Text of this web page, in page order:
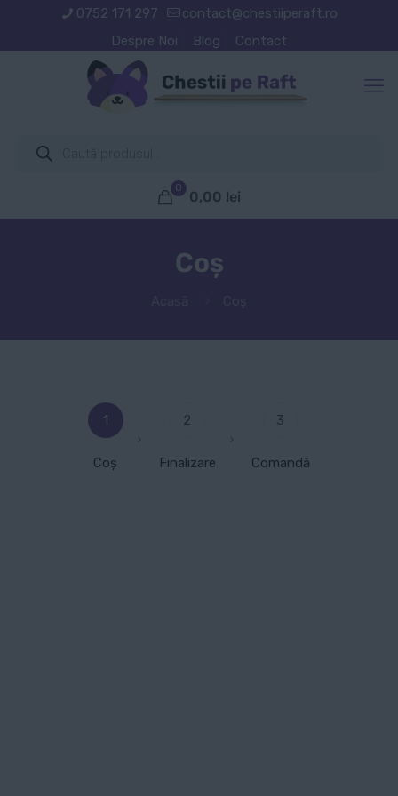
0752 171 297
contact@chestiiperaft.ro
Despre Noi
Blog Contact
search
0
0,00 lei
Coș
1
Coș
2
Finalizare
3
Comandă